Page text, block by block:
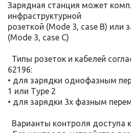
Зарядная станция может
инфраструктурной
розеткой (Mode 3, case B) или
(Mode 3, case С)
Типы розеток и кабелей
62196:
• для зарядки однофазным
1 или Type 2
• для зарядки 3х фазным
Варианты контроля доступа